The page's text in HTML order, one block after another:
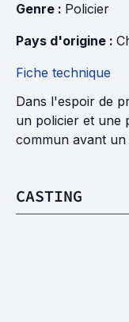
Genre : Policier
Pays d'origine :
Fiche technique
Dans l'espoir de
un policier et une
commun avant
CASTING